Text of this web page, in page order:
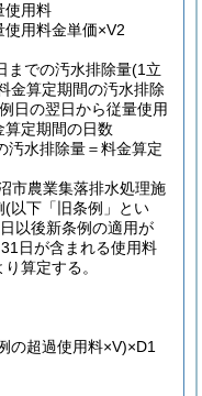
使用料
用料金単価×V2
までの汚水排除量(1立
金算定期間の汚水排除
日の翌日から従量使用
定期間の日数
汚水排除量＝料金算定
市農業集落排水処理施
(以下「旧条例」とい
以後新条例の適用が
日が含まれる使用料
算定する。
の超過使用料×V)×D1